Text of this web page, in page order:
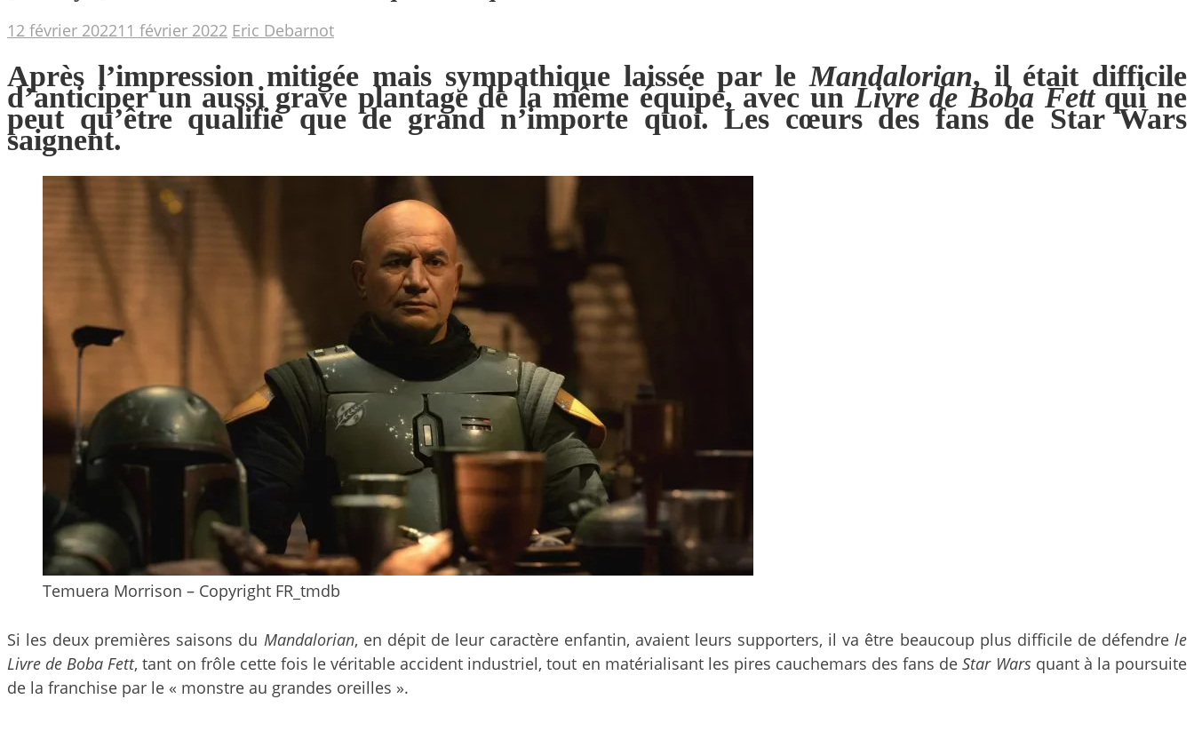
12 février 202211 février 2022 Eric Debarnot
Après l’impression mitigée mais sympathique laissée par le Mandalorian, il était difficile
d’anticiper un aussi grave plantage de la même équipe, avec unLivre de Boba Fettqui ne
peut qu’être qualifié que de grand n’importe quoi. Les cœurs des fans de Star Wars
saignent.
Temuera Morrison – Copyright FR_tmdb
Si les deux premières saisons du Mandalorian, en dépit de leur caractère enfantin, avaient leurs supporters, il va être beaucoup plus difficile de défendre le
Livre de Boba Fett, tant on frôle cette fois le véritable accident industriel, tout en matérialisant les pires cauchemars des fans deStar Wars quant à la poursuite
de la franchise par le « monstre au grandes oreilles ».